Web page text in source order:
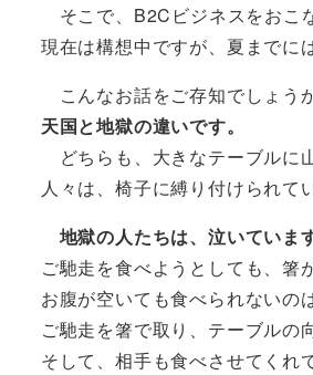
そこで、B2Cビジネスをおこ
現在は構想中ですが、夏までに
こんなお話をご存知でしょう
天国と地獄の違いです。
どちらも、大きなテーブルに
人々は、椅子に縛り付けられて
地獄の人たちは、泣いています
ご馳走を食べようとしても、箸
お腹が空いても食べられない
ご馳走を箸で取り、テーブルの
そして、相手も食べさせてくれ